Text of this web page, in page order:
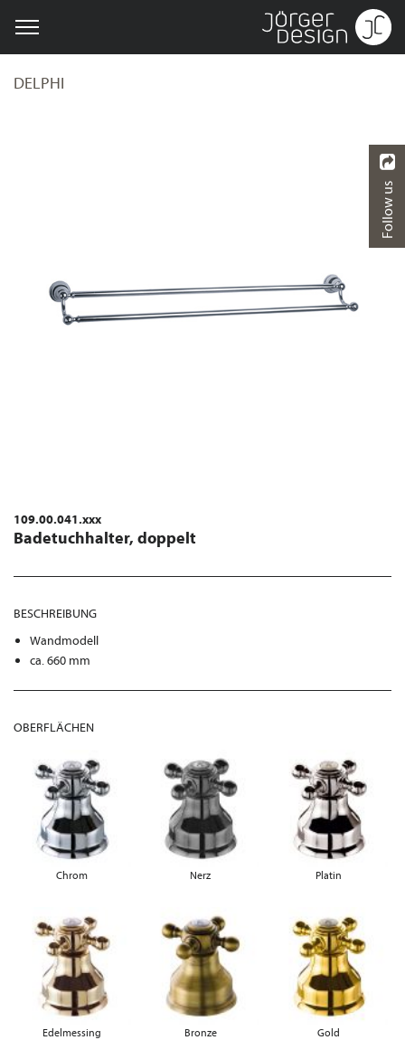
DELPHI
109.00.041.xxx
Badetuchhalter, doppelt
BESCHREIBUNG
Wandmodell
ca. 660 mm
OBERFLÄCHEN
Chrom Nerz Platin
Edelmessing Bronze Gold
Follow us